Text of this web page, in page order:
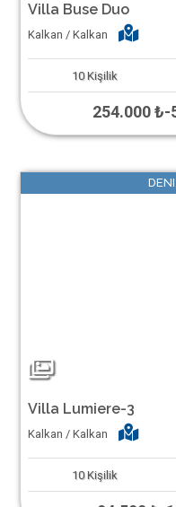
Villa Buse Duo
Kalkan / Kalkan
10 Kişilik
254.000 ₺-
Villa Lumiere-3
Kalkan / Kalkan
10 Kişilik